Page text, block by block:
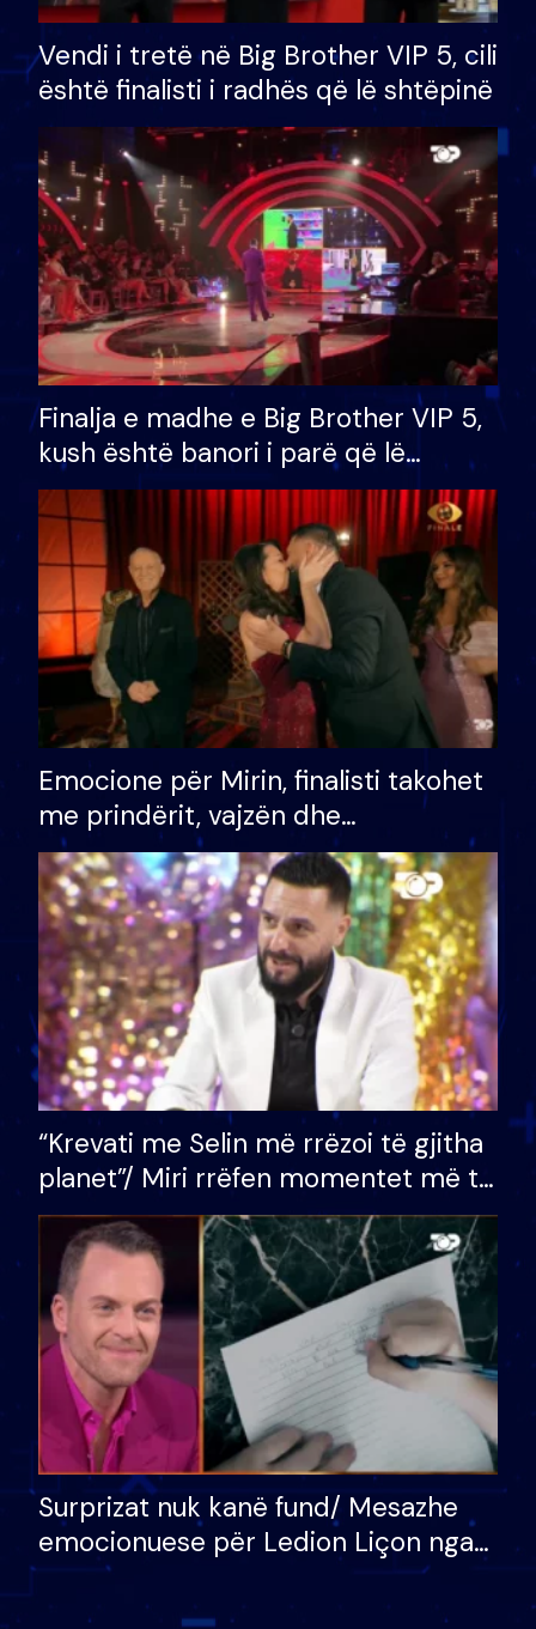
Vendi i tretë në Big Brother VIP 5, cili
është finalisti i radhës që lë shtëpinë
Finalja e madhe e Big Brother VIP 5,
kush është banori i parë që lë
shtëpinë dhe humb mundësinë për
të fituar çmimin e madh
Emocione për Mirin, finalisti takohet
me prindërit, vajzën dhe
bashkëshorten: S’kemi ndonjë letër
divorci apo jo?
“Krevati me Selin më rrëzoi të gjitha
planet”/ Miri rrëfen momentet më të
bukura në shtëpinë e BB VIP: Do më
mungojë zilja e mëngjesit kur…
Surprizat nuk kanë fund/ Mesazhe
emocionuese për Ledion Liçon nga
nëna dhe fëmijët e tij, moderatori
nuk i mban dot lotët: Nuk meritoj…